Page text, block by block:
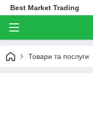
Best Market Trading
Товари та послуги